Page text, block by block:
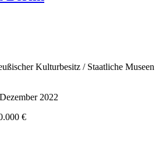
Kulturbesitz / Staatliche Museen
2022
€